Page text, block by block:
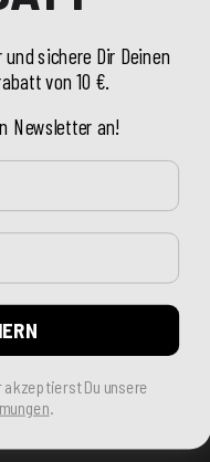
sichere Dir Deinen
von 10 €.
Newsletter an!
akzeptierst Du unsere